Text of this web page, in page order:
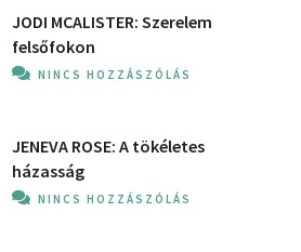
JODI MCALISTER: Szerelem
felsőfokon
NINCS HOZZÁSZÓLÁS
JENEVA ROSE: A ​tökéletes
házasság
NINCS HOZZÁSZÓLÁS